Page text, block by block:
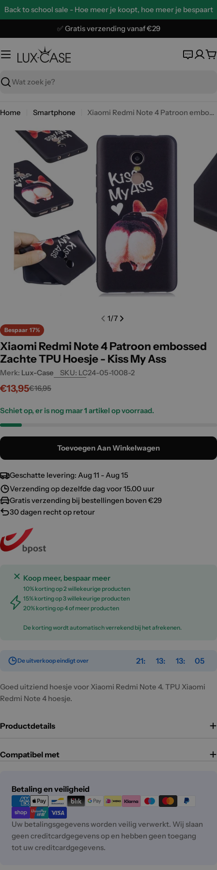
Ga
inhoud
Back to school sale - Hoe meer je koopt, hoe meer je bespaart
✅ Gratis verzending vanaf €29
Zoeken
Home Smartphone Xiaomi Redmi Note 4 Patroon embossed Zachte TPU Hoesje - Kiss My Ass
Open media 0 in modal Open
1/7
Bespaar 17%
Xiaomi Redmi Note 4 Patroon embossed
Zachte TPU Hoesje - Kiss My Ass
Merk: Lux-Case SKU: LC24-05-1008-2
Verkoopprijs
€13,95
Normale€16,95
Schiet op, er is nog maar1 artikel op voorraad.
Toevoegen Aan Winkelwagen
Geschatte levering: Aug 11 - Aug 15
Verzending op dezelfde dag voor 15.00 uur
Gratis verzending bij bestellingen boven €29
30 dagen recht op retour
Koop meer, bespaar meer
10% korting op 2 willekeurige producten
15% korting op 3 willekeurige producten
20% korting op 4 of meer producten
De korting wordt automatisch verrekend bij het afrekenen.
De uitverkoop eindigt over 21 13 13 05
Goed uitziend hoesje voor Xiaomi Redmi Note 4. TPU Xiaomi
Redmi Note 4 hoesje.
Productdetails
Compatibel met
Betaling en veiligheid
Betaalmethoden
Uw betalingsgegevens worden veilig verwerkt. Wij slaan
geen creditcardgegevens op en hebben geen toegang
tot uw creditcardgegevens.